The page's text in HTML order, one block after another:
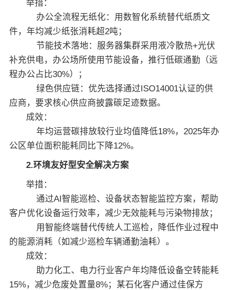
举措：
办公全流程无纸化：用数智化系统替代纸质文
件，年均减少纸张消耗超2吨；
节能技术落地：服务器集群采用液冷散热+光伏
补充供电，办公场所使用节能设备，推行低碳通勤（远
程办公占比30%）；
绿色供应链：优先选择通过ISO14001认证的供
应商，要求核心供应商披露碳足迹数据。
成效：
年均运营碳排放较行业均值降低18%，2025年办
公区单位面积能耗同比下降12%。
2.环境友好型安全解决方案
举措：
通过AI智能巡检、设备状态智能监控方案，帮助
客户优化设备运行效率，减少无效能耗与污染物排放；
用智能终端替代传统人工巡检，降低作业过程中
的能源消耗（如减少巡检车辆通勤油耗）。
成效：
助力化工、电力行业客户年均降低设备空转能耗
15%，减少危废处置量8%；某石化客户通过佳保方